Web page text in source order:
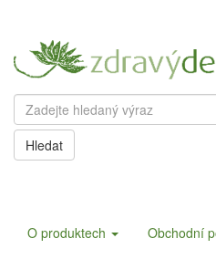
Hledat
O produktech
Obchodní